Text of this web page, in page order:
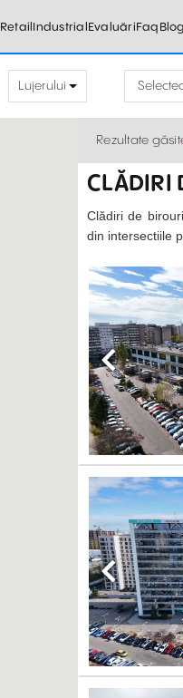
RetailIndustrialEvaluăriFaq Blog
Lujerului
Rezultate
CLĂDIRI
Clădiri de
din intersectiile
Previous
Previous